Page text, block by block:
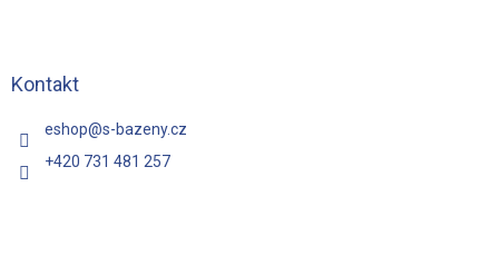
Kontakt
eshop@s-bazeny.cz
+420 731 481 257